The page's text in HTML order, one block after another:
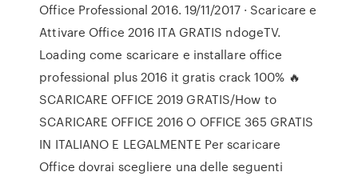
Office Professional 2016. 19/11/2017 · Scaricare e
Attivare Office 2016 ITA GRATIS ndogeTV.
Loading come scaricare e installare office
professional plus 2016 it gratis crack 100% 🔥
SCARICARE OFFICE 2019 GRATIS/How to
SCARICARE OFFICE 2016 O OFFICE 365 GRATIS
IN ITALIANO E LEGALMENTE Per scaricare
Office dovrai scegliere una delle seguenti